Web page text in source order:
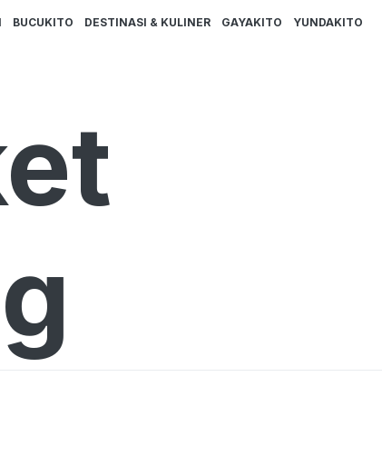
BUCUKITO DESTINASI & KULINER GAYAKITO YUNDAKITO